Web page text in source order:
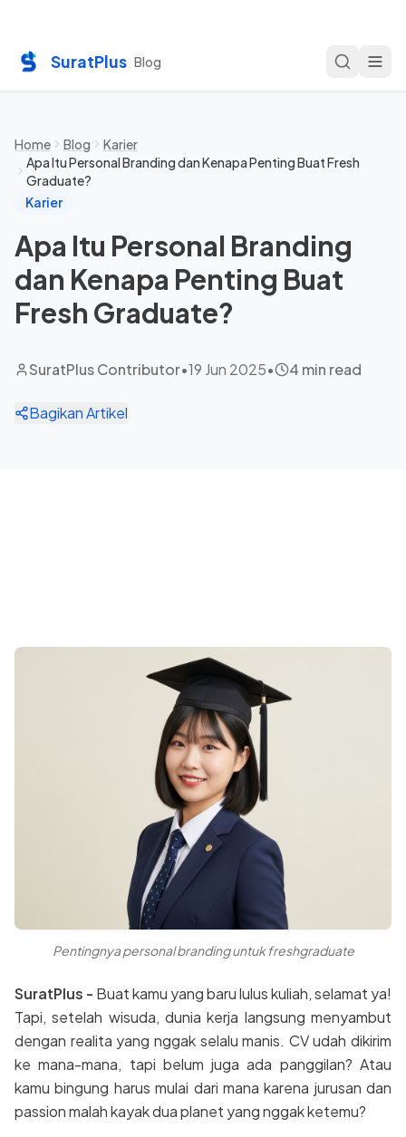
SuratPlus Blog
Home Blog
Karier
Apa Itu Personal Branding dan Kenapa Penting Buat Fresh
Graduate?
Karier
Apa Itu Personal Branding
dan Kenapa Penting Buat
Fresh Graduate?
SuratPlus Contributor•19 Jun 2025• 4 min read
Bagikan Artikel
Pentingnya personal branding untuk freshgraduate
SuratPlus - Buat kamu yang baru lulus kuliah, selamat ya!
Tapi, setelah wisuda, dunia kerja langsung menyambut
dengan realita yang nggak selalu manis. CV udah dikirim
ke mana-mana, tapi belum juga ada panggilan? Atau
kamu bingung harus mulai dari mana karena jurusan dan
passion malah kayak dua planet yang nggak ketemu?